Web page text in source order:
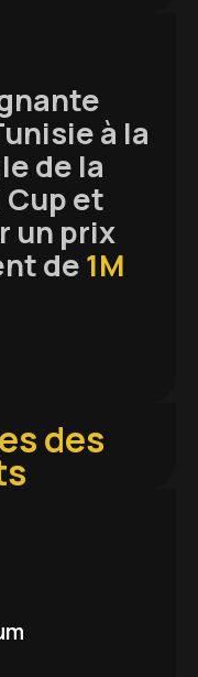
à la
de la
et
un prix
de1M
des